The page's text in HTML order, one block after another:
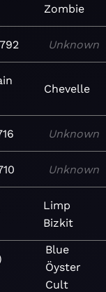
Zombie
Unknown
Chevelle
Unknown
Unknown
Limp
Bizkit
Blue
Öyster
Cult